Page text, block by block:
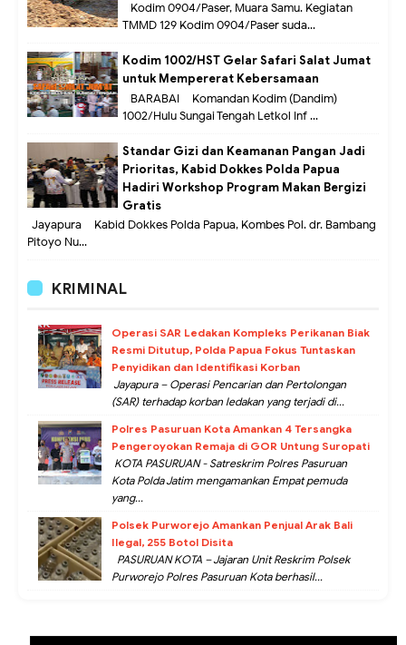
Kodim 0904/Paser, Muara Samu. Kegiatan
TMMD 129 Kodim 0904/Paser suda...
Kodim 1002/HST Gelar Safari Salat Jumat
untuk Mempererat Kebersamaan
BARABAI – Komandan Kodim (Dandim)
1002/Hulu Sungai Tengah Letkol Inf ...
Standar Gizi dan Keamanan Pangan Jadi
Prioritas, Kabid Dokkes Polda Papua
Hadiri Workshop Program Makan Bergizi
Gratis
Jayapura – Kabid Dokkes Polda Papua, Kombes Pol. dr. Bambang
Pitoyo Nu...
KRIMINAL
Operasi SAR Ledakan Kompleks Perikanan Biak
Resmi Ditutup, Polda Papua Fokus Tuntaskan
Penyidikan dan Identifikasi Korban
Jayapura – Operasi Pencarian dan Pertolongan
(SAR) terhadap korban ledakan yang terjadi di...
Polres Pasuruan Kota Amankan 4 Tersangka
Pengeroyokan Remaja di GOR Untung Suropati
KOTA PASURUAN - Satreskrim Polres Pasuruan
Kota Polda Jatim mengamankan Empat pemuda
yang...
Polsek Purworejo Amankan Penjual Arak Bali
Ilegal, 255 Botol Disita
PASURUAN KOTA – Jajaran Unit Reskrim Polsek
Purworejo Polres Pasuruan Kota berhasil...